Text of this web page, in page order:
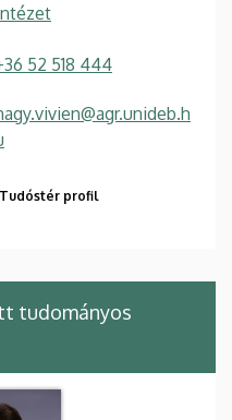
52 518 444
Tudóstér profil
tudományos